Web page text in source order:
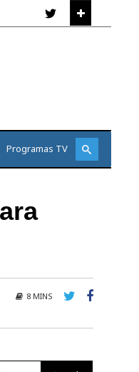
Programas TV
8 MINS